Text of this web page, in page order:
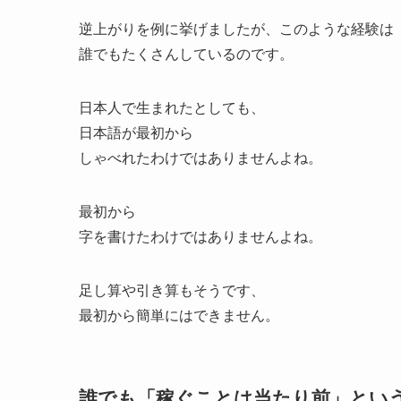
逆上がりを例に挙げましたが、このような経験は
誰でもたくさんしているのです。
日本人で生まれたとしても、
日本語が最初から
しゃべれたわけではありませんよね。
最初から
字を書けたわけではありませんよね。
足し算や引き算もそうです、
最初から簡単にはできません。